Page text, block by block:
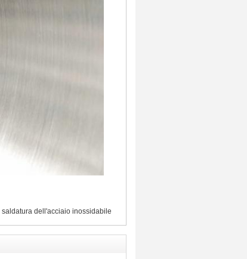
saldatura dell'acciaio inossidabile